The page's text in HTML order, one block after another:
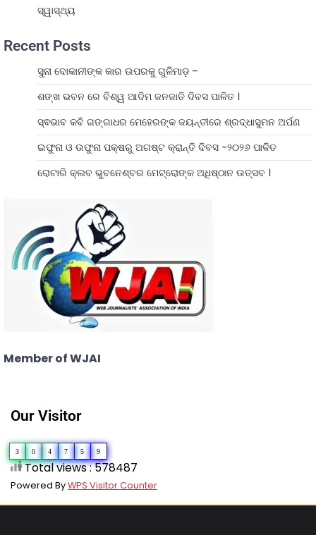
ସ୍ୱାସ୍ଥ୍ୟ
Recent Posts
ସୁନା ଦୋକାନୀଙ୍କ କାର ଉପରକୁ ଗୁଳିମାଡ଼ –
ଶଙ୍ଖ ଭବନ ରେ ବିଶ୍ୱ ଆଦିମ ଜନଜାତି ଦିବସ ପାଳିତ ।
ସ୍ଵଭାବ କବି ଗଙ୍ଗାଧର ମେହେରଙ୍କ ଜୟନ୍ତୀରେ ଶ୍ରଦ୍ଧାସୁମନ ଅର୍ପଣ
ଇଫୁନା ଓ ଉଫୁନା ପକ୍ଷରୁ ଅଗଷ୍ଟ କ୍ରାନ୍ତି ଦିବସ -୨୦୨୬ ପାଳିତ
ରୋଟାରି କ୍ଲବ ଭୁବନେଶ୍ବର ମେଟ୍ରୋଙ୍କ ଅଧିଷ୍ଠାନ ଉତ୍ସବ ।
Member of WJAI
Our Visitor
3 0 4 7 5 9
Total views : 578487
Powered ByWPS Visitor Counter